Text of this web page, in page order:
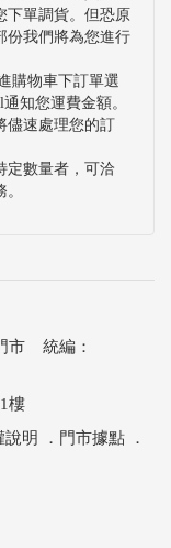
下單調貨。但恐原
份我們將為您進行
購物車下訂單選
知您運費金額。
儘速處理您的訂
定數量者，可洽
市 統編：
樓
說明 ． 門市據點 ．